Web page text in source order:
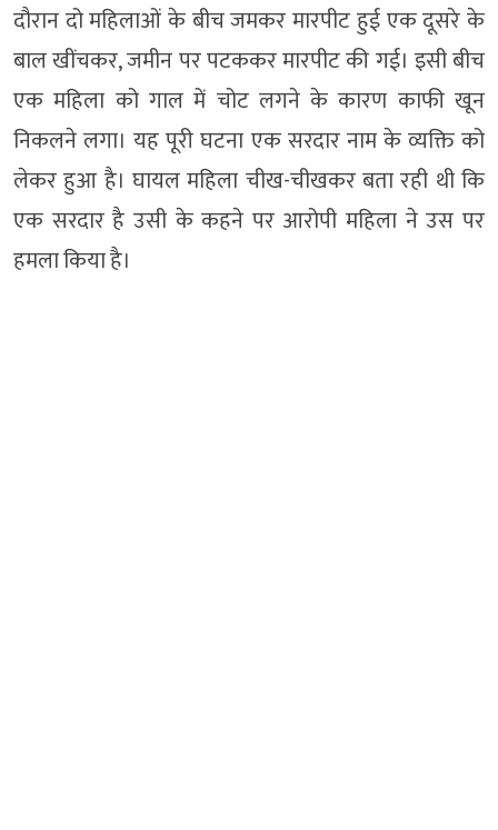
दौरान दो महिलाओं के बीच जमकर मारपीट हुई एक दूसरे के
बाल खींचकर, जमीन पर पटककर मारपीट की गई। इसी बीच
एक महिला को गाल में चोट लगने के कारण काफी खून
निकलने लगा। यह पूरी घटना एक सरदार नाम के व्यक्ति को
लेकर हुआ है। घायल महिला चीख-चीखकर बता रही थी कि
एक सरदार है उसी के कहने पर आरोपी महिला ने उस पर
हमला किया है।